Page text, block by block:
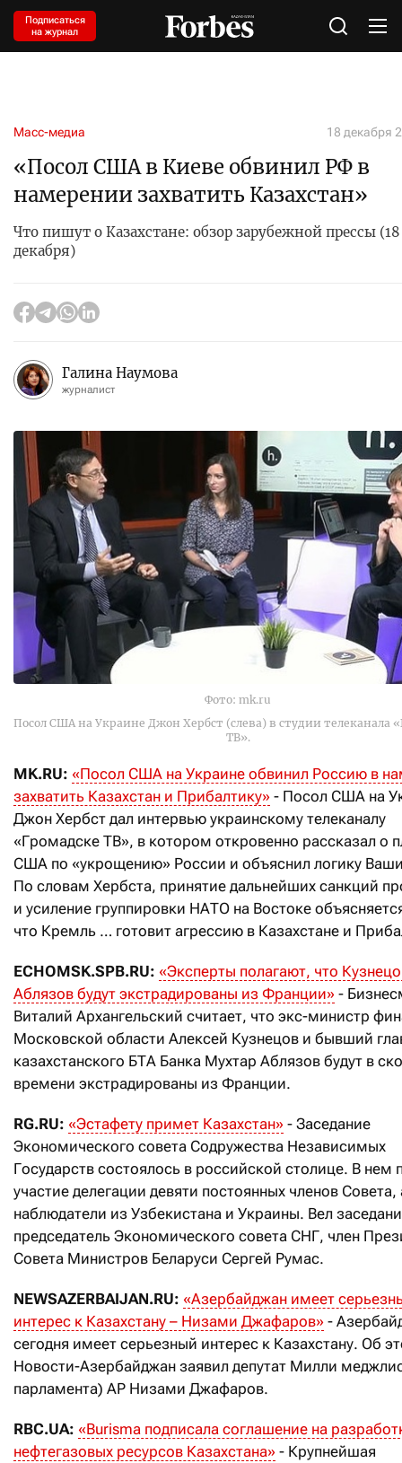
Подписаться
на журнал
Масс-медиа 18 декабря
«Посол США в Киеве обвинил РФ в
намерении захватить Казахстан»
Что пишут о Казахстане: обзор зарубежной прессы (18
декабря)
Галина Наумова
журналист
Фото: mk.ru
Посол США на Украине Джон Хербст (слева) в студии телеканала
ТВ».
MK.RU: «Посол США на Украине обвинил Россию в
захватить Казахстан и Прибалтику» - Посол США на
Джон Хербст дал интервью украинскому телеканалу
«Громадске ТВ», в котором откровенно рассказал о
США по «укрощению» России и объяснил логику
По словам Хербста, принятие дальнейших санкций
и усиление группировки НАТО на Востоке
что Кремль … готовит агрессию в Казахстане и
ECHOMSK.SPB.RU: «Эксперты полагают, что
Аблязов будут экстрадированы из Франции» -
Виталий Архангельский считает, что экс-министр
Московской области Алексей Кузнецов и бывший
казахстанского БТА Банка Мухтар Аблязов будут в
времени экстрадированы из Франции.
RG.RU: «Эстафету примет Казахстан» - Заседание
Экономического совета Содружества Независимых
Государств состоялось в российской столице. В нем
участие делегации девяти постоянных членов Совета,
наблюдатели из Узбекистана и Украины. Вел
председатель Экономического совета СНГ, член
Совета Министров Беларуси Сергей Румас.
NEWSAZERBAIJAN.RU: «Азербайджан имеет
интерес к Казахстану – Низами Джафаров» -
сегодня имеет серьезный интерес к Казахстану. Об
Новости-Азербайджан заявил депутат Милли
парламента) АР Низами Джафаров.
RBC.UA: «Burisma подписала соглашение на
нефтегазовых ресурсов Казахстана» - Крупнейшая